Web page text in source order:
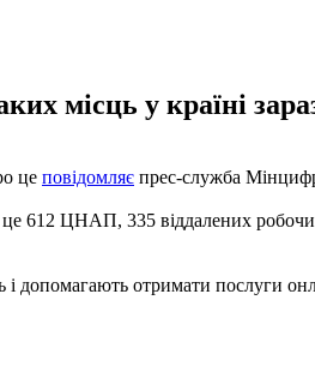
місць у країні
це повідомляє прес-служба
612 ЦНАП, 335 віддалених
і допомагають отримати послуги